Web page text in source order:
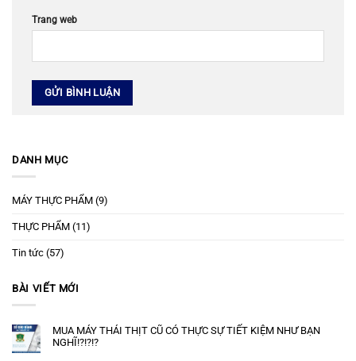
Trang web
DANH MỤC
MÁY THỰC PHẨM (9)
THỰC PHẨM (11)
Tin tức (57)
BÀI VIẾT MỚI
MUA MÁY THÁI THỊT CŨ CÓ THỰC SỰ TIẾT KIỆM NHƯ BẠN
NGHĨ!?!?!?